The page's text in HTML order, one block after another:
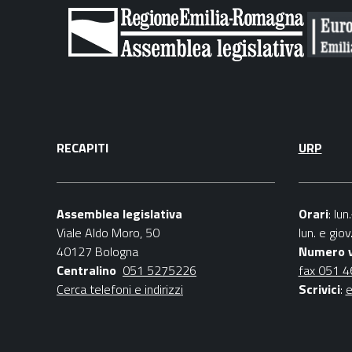
RECAPITI
Assemblea legislativa
Viale Aldo Moro, 50
40127 Bologna
Centralino 051 5275226
Cerca telefoni e indirizzi
URP
Orari:
lun. e
Numero
fax 051
Scrivici: